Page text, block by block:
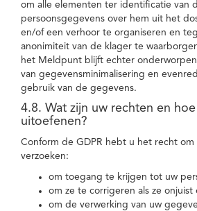
om alle elementen ter identificatie van
persoonsgegevens over hem uit het
en/of een verhoor te organiseren en
anonimiteit van de klager te
het Meldpunt blijft echter onderworpen
van gegevensminimalisering en
gebruik van de gegevens.
4.8. Wat zijn uw rechten en
uitoefenen?
Conform de GDPR hebt u het recht om
verzoeken:
om toegang te krijgen tot uw
om ze te corrigeren als ze onjuist
om de verwerking van uw